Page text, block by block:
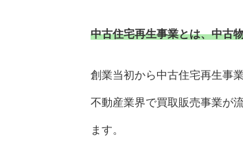
中古住宅再生事業とは、中古
創業当初から中古住宅再生事
不動産業界で買取販売事業が
ます。